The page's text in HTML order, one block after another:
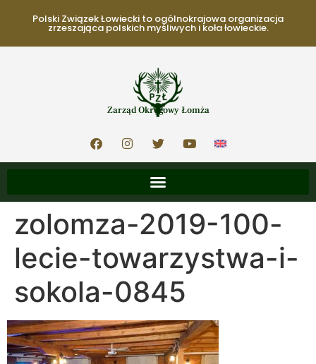
Polski Związek Łowiecki to ogólnokrajowa organizacja
zrzeszająca polskich myśliwych i koła łowieckie.
Zarząd Okręgowy Łomża
zolomza-2019-100-
lecie-towarzystwa-i-
sokola-0845